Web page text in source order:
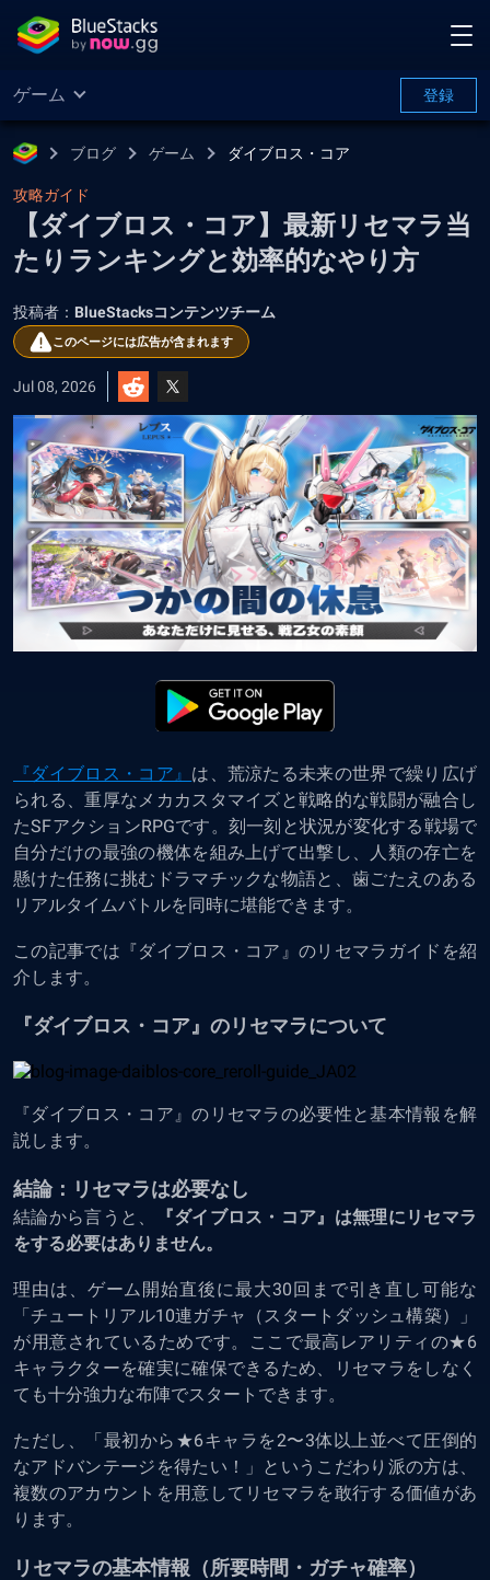
ゲーム 登録
ブログ ゲーム ダイブロス・コア
攻略ガイド
【ダイブロス・コア】最新リセマラ当
たりランキングと効率的なやり方
投稿者： BlueStacksコンテンツチーム
このページには広告が含まれます
Jul 08, 2026
『ダイブロス・コア』 は、荒涼たる未来の世界で繰り広げ
られる、重厚なメカカスタマイズと戦略的な戦闘が融合し
たSFアクションRPGです。刻一刻と状況が変化する戦場で
自分だけの最強の機体を組み上げて出撃し、人類の存亡を
懸けた任務に挑むドラマチックな物語と、歯ごたえのある
リアルタイムバトルを同時に堪能できます。
この記事では『ダイブロス・コア』のリセマラガイドを紹
介します。
『ダイブロス・コア』のリセマラについて
『ダイブロス・コア』のリセマラの必要性と基本情報を解
説します。
結論：リセマラは必要なし
結論から言うと、
『ダイブロス・コア』は無理にリセマラ
をする必要はありません。
理由は、ゲーム開始直後に最大30回まで引き直し可能な
「チュートリアル10連ガチャ（スタートダッシュ構築）」
が用意されているためです。ここで最高レアリティの★6
キャラクターを確実に確保できるため、リセマラをしなく
ても十分強力な布陣でスタートできます。
ただし、「最初から★6キャラを2〜3体以上並べて圧倒的
なアドバンテージを得たい！」というこだわり派の方は、
複数のアカウントを用意してリセマラを敢行する価値があ
ります。
リセマラの基本情報（所要時間・ガチャ確率）